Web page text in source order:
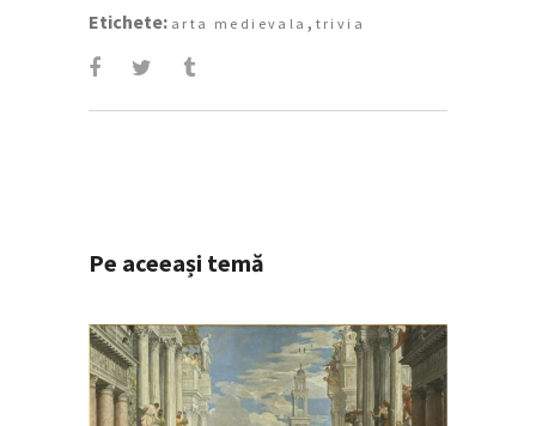
Etichete: arta medievala , trivia
Pe aceeași temă